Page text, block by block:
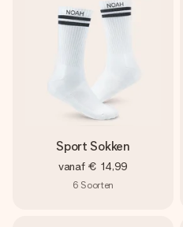
Sport Sokken
vanaf € 14,99
6 Soorten